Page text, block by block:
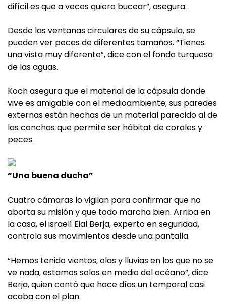
difícil es que a veces quiero bucear”, asegura.
Desde las ventanas circulares de su cápsula, se
pueden ver peces de diferentes tamaños. “Tienes
una vista muy diferente”, dice con el fondo turquesa
de las aguas.
Koch asegura que el material de la cápsula donde
vive es amigable con el medioambiente; sus paredes
externas están hechas de un material parecido al de
las conchas que permite ser hábitat de corales y
peces.
“Una buena ducha”
Cuatro cámaras lo vigilan para confirmar que no
aborta su misión y que todo marcha bien. Arriba en
la casa, el israelí Eial Berja, experto en seguridad,
controla sus movimientos desde una pantalla.
“Hemos tenido vientos, olas y lluvias en los que no se
ve nada, estamos solos en medio del océano”, dice
Berja, quien contó que hace días un temporal casi
acaba con el plan.